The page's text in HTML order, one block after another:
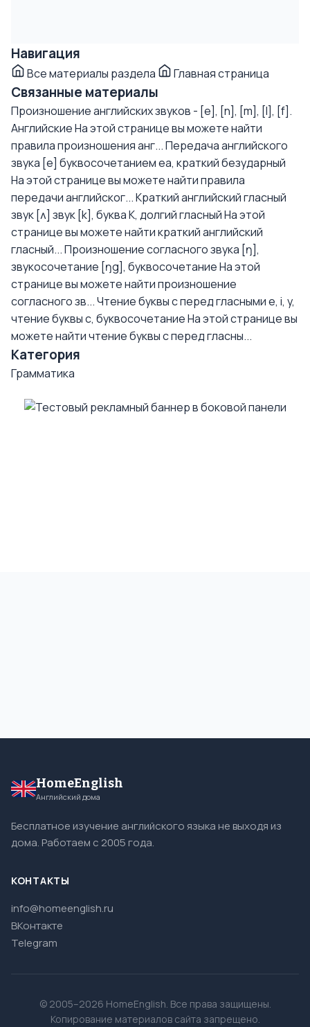
Навигация
Все материалы раздела Главная страница
Связанные материалы
Произношение английских звуков - [e], [n], [m], [l], [f].
АнглийскиеНа этой странице вы можете найти
правила произношения анг...Передача английского
звука [e] буквосочетанием еа, краткий безударный
На этой странице вы можете найти правила
передачи английског...Краткий английский гласный
звук [ʌ] звук [k], буква K, долгий гласныйНа этой
странице вы можете найти краткий английский
гласный...Произношение согласного звука [ŋ],
звукосочетание [ŋg], буквосочетаниеНа этой
странице вы можете найти произношение
согласного зв...Чтение буквы с перед гласными e, i, y,
чтение буквы с, буквосочетаниеНа этой странице вы
можете найти чтение буквы с перед гласны...
Категория
Грамматика
HomeEnglish
Английский дома
Бесплатное изучение английского языка не выходя из
дома. Работаем с 2005 года.
КОНТАКТЫ
info@homeenglish.ru
ВКонтакте
Telegram
© 2005–2026 HomeEnglish. Все права защищены.
Копирование материалов сайта запрещено.